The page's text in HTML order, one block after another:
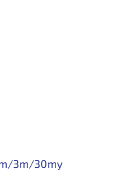
3m/30my